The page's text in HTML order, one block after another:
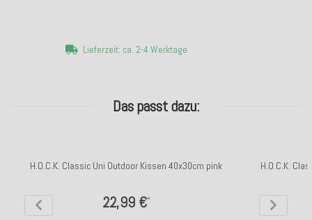
Lieferzeit: ca. 2-4 Werktage
Das passt dazu:
H.O.C.K. Classic Uni Outdoor Kissen 40x30cm pink
22,99 €*
H.O.C.K.